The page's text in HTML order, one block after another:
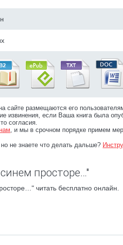
сайте размещаются его
извинения, если Ваша книга была
согласия.
, и мы в срочном порядке примем
не знаете что делать дальше?
просторе…"
читать бесплатно онлайн.